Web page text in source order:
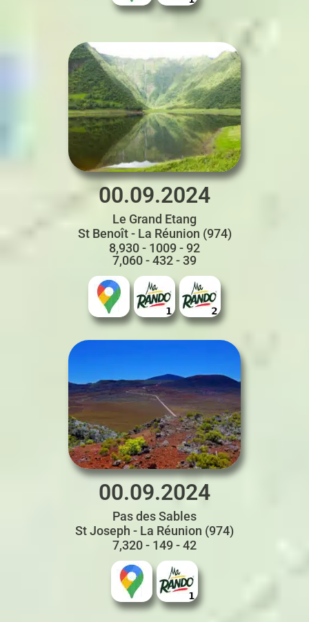
00.09.2024
Le Grand Etang
St Benoît - La Réunion (974)
8,930 - 1009 - 92
7,060 - 432 - 39
00.09.2024
Pas des Sables
St Joseph - La Réunion (974)
7,320 - 149 - 42